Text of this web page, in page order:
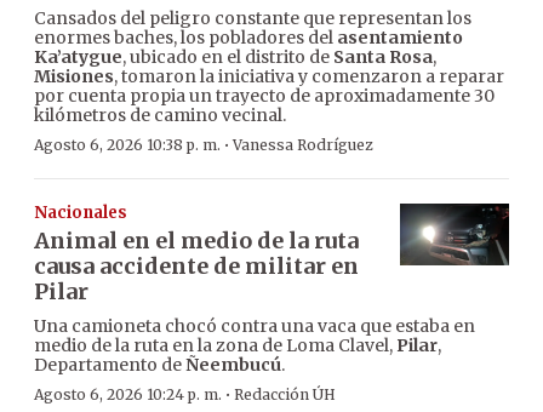
Cansados del peligro constante que representan los
enormes baches, los pobladores del asentamiento
Ka’atygue, ubicado en el distrito de Santa Rosa,
Misiones, tomaron la iniciativa y comenzaron a reparar
por cuenta propia un trayecto de aproximadamente 30
kilómetros de camino vecinal.
Agosto 6, 2026 10:38 p. m. ·Vanessa Rodríguez
Nacionales
Animal en el medio de la ruta
causa accidente de militar en
Pilar
Una camioneta chocó contra una vaca que estaba en
medio de la ruta en la zona de Loma Clavel, Pilar,
Departamento deÑeembucú.
Agosto 6, 2026 10:24 p. m. · Redacción ÚH